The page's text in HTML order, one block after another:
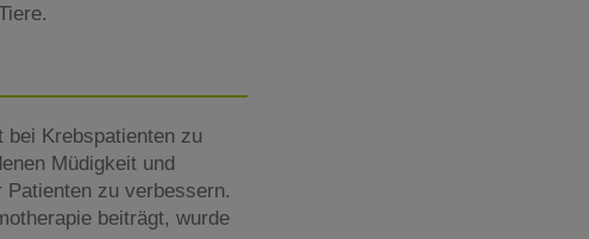
bei Krebspatienten zu
Müdigkeit und
zu verbessern.
beiträgt, wurde